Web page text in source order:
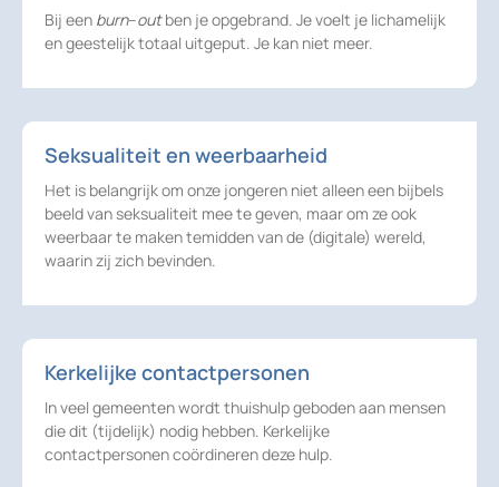
Bij een burn–outben je opgebrand. Je voelt je lichamelijk
en geestelijk totaal uitgeput. Je kan niet meer.
Seksualiteit en weerbaarheid
Het is belangrijk om onze jongeren niet alleen een bijbels
beeld van seksualiteit mee te geven, maar om ze ook
weerbaar te maken temidden van de (digitale) wereld,
waarin zij zich bevinden.
Kerkelijke contactpersonen
In veel gemeenten wordt thuishulp geboden aan mensen
die dit (tijdelijk) nodig hebben. Kerkelijke
contactpersonen coördineren deze hulp.